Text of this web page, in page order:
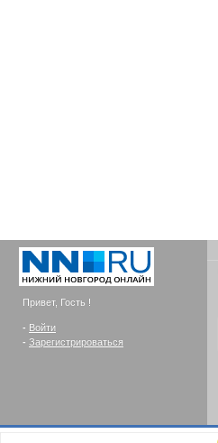
Привет, Гость !
- Войти
- Зарегистрироваться